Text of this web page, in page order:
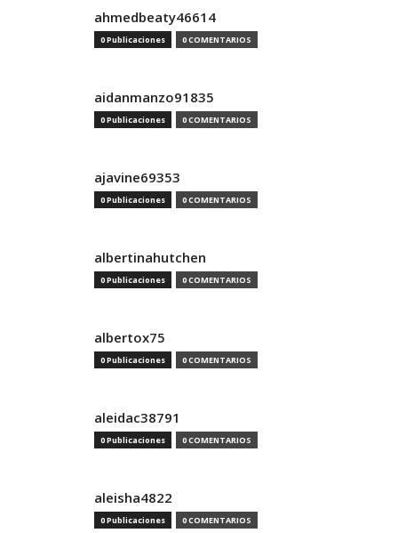
ahmedbeaty46614
0 Publicaciones 0 COMENTARIOS
aidanmanzo91835
0 Publicaciones 0 COMENTARIOS
ajavine69353
0 Publicaciones 0 COMENTARIOS
albertinahutchen
0 Publicaciones 0 COMENTARIOS
albertox75
0 Publicaciones 0 COMENTARIOS
aleidac38791
0 Publicaciones 0 COMENTARIOS
aleisha4822
0 Publicaciones 0 COMENTARIOS